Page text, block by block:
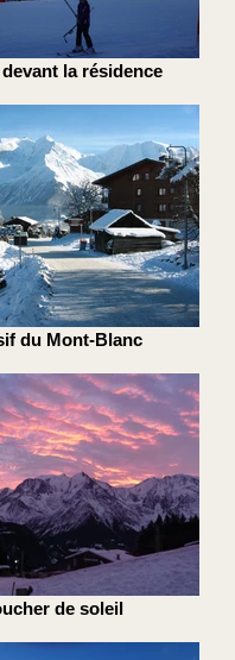
la résidence
du Mont-Blanc
de soleil